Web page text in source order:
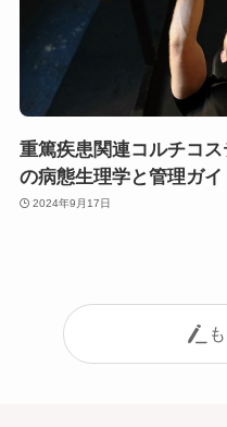
重篤疾患関連コルチコ
の病態生理学と管理ガ
2024年9月17日